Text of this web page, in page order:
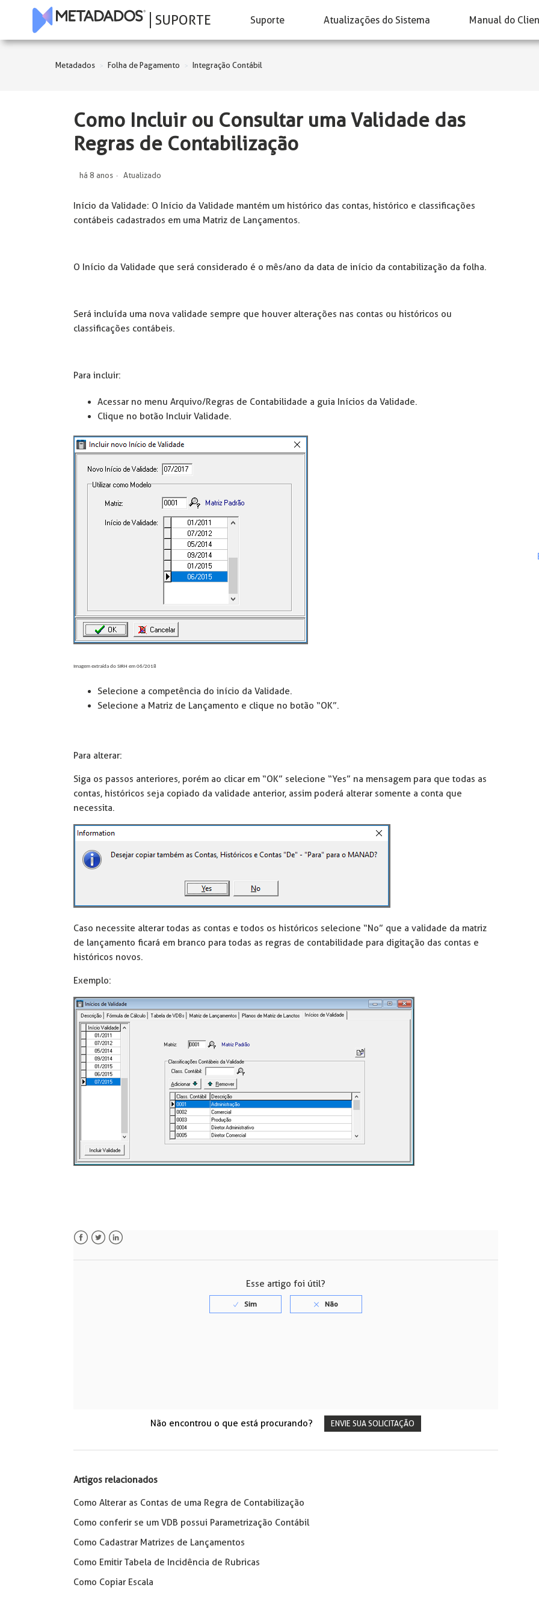
SUPORTE Suporte Atualizações do Sistema Manual do
Metadados Folha de Pagamento Integração Contábil
Como Incluir ou Consultar uma Validade das
Regras de Contabilização
há 8 anos Atualizado
Início da Validade: O Início da Validade mantém um histórico das contas, histórico e classificações
contábeis cadastrados em uma Matriz de Lançamentos.
O Início da Validade que será considerado é o mês/ano da data de início da contabilização da folha.
Será incluída uma nova validade sempre que houver alterações nas contas ou históricos ou
classificações contábeis.
Para incluir:
Acessar no menu Arquivo/Regras de Contabilidade a guia Inícios da Validade.
Clique no botão Incluir Validade.
Imagem extraída do SIRH em 06/2018
Selecione a competência do início da Validade.
Selecione a Matriz de Lançamento e clique no botão “OK”.
Para alterar:
Siga os passos anteriores, porém ao clicar em “OK” selecione “Yes” na mensagem para que todas as
contas, históricos seja copiado da validade anterior, assim poderá alterar somente a conta que
necessita.
Caso necessite alterar todas as contas e todos os históricos selecione “No” que a validade da matriz
de lançamento ficará em branco para todas as regras de contabilidade para digitação das contas e
históricos novos.
Exemplo:
Esse artigo foi útil?
Não encontrou o que está procurando? ENVIE SUA SOLICITAÇÃO
Artigos relacionados
Como Alterar as Contas de uma Regra de Contabilização
Como conferir se um VDB possui Parametrização Contábil
Como Cadastrar Matrizes de Lançamentos
Como Emitir Tabela de Incidência de Rubricas
Como Copiar Escala